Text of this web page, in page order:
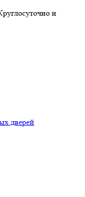
и
дверей